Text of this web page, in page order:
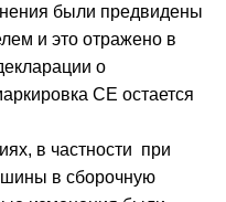
были предвидены
и это отражено в
о
СЕ остается
в частности при
в сборочную